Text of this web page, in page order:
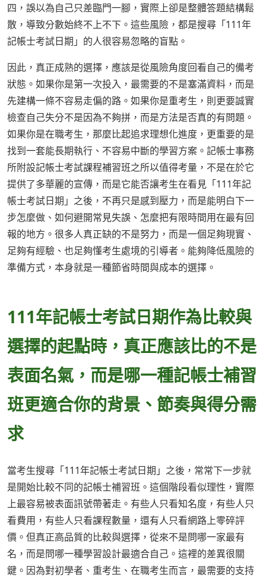
四，誤以為自己只差臨門一腳，實際上卻是整體答題結構鬆
散，導致分數始終不上不下。這些風險，都是搜尋「111年
記帳士考試日期」的人很容易忽略的盲點。
因此，真正成熟的選擇，應該是從風險角度回看自己的備考
狀態。如果你是第一次投入，最需要的不是塞滿資料，而是
先建構一條不容易走偏的路。如果你是重考生，則更要誠實
檢查自己失分不是因為不夠拼，而是方法是否真的有問題。
如果你是在職考生，那麼比起追求理想化進度，更重要的是
找到一套能長期執行、不容易中斷的學習方案。記帳士事務
所附設記帳士考試課程補習班之所以值得考量，不是在於它
提供了多華麗的宣傳，而是它能否讓考生在看見「111年記
帳士考試日期」之後，不再只是感到壓力，而是能明白下一
步怎麼做、如何避開常見失誤、怎麼把有限時間用在最有回
報的地方。很多人真正缺的不是努力，而是一個足夠現實、
足夠有經驗、也足夠懂考生處境的引導者。能夠降低風險的
準備方式，本身就是一種節省時間與成本的選擇。
111年記帳士考試日期作為比較與
選擇的起點時，真正應該比的不是
表面名氣，而是哪一種記帳士補習
班更適合你的背景、節奏與得分需
求
當考生搜尋「111年記帳士考試日期」之後，常常下一步就
是開始比較不同的記帳士補習班。這個階段看似理性，實際
上最容易被表面訊號帶著走。有些人只看知名度，有些人只
看費用，有些人只看課程數量，還有人只看網路上零碎評
價。但真正高品質的比較與選擇，從來不是問哪一家最有
名，而是問哪一種學習設計最適合自己。這裡的差異很關
鍵。因為對初學者、重考生、在職考生而言，最需要的支持